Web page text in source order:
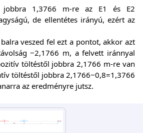
1,3766 m-re az E1 és E2
de ellentétes irányú, ezért az
veszed fel ezt a pontot, akkor azt
−2,1766 m, a felvett iránnyal
töltéstől jobbra 2,1766 m-re van
töltéstől jobbra 2,1766−0,8=1,3766
az eredményre jutsz.